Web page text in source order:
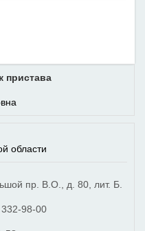
пристава
области
пр. В.О., д. 80, лит. Б.
98-00